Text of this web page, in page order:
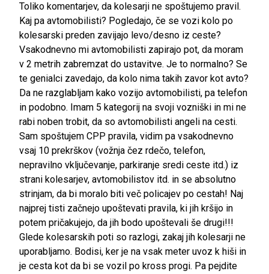
Toliko komentarjev, da kolesarji ne spoštujemo pravil.
Kaj pa avtomobilisti? Pogledajo, če se vozi kolo po
kolesarski preden zavijajo levo/desno iz ceste?
Vsakodnevno mi avtomobilisti zapirajo pot, da moram
v 2 metrih zabremzat do ustavitve. Je to normalno? Se
te genialci zavedajo, da kolo nima takih zavor kot avto?
Da ne razglabljam kako vozijo avtomobilisti, pa telefon
in podobno. Imam 5 kategorij na svoji vozniški in mi ne
rabi noben trobit, da so avtomobilisti angeli na cesti.
Sam spoštujem CPP pravila, vidim pa vsakodnevno
vsaj 10 prekrškov (vožnja čez rdečo, telefon,
nepravilno vključevanje, parkiranje sredi ceste itd.) iz
strani kolesarjev, avtomobilistov itd. in se absolutno
strinjam, da bi moralo biti več policajev po cestah! Naj
najprej tisti začnejo upoštevati pravila, ki jih kršijo in
potem pričakujejo, da jih bodo upoštevali še drugi!!!
Glede kolesarskih poti so razlogi, zakaj jih kolesarji ne
uporabljamo. Bodisi, ker je na vsak meter uvoz k hiši in
je cesta kot da bi se vozil po kross progi. Pa pejdite